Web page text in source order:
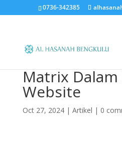
0736-342385
Matrix
Website
Oct 27, 2024| Artikel | 0